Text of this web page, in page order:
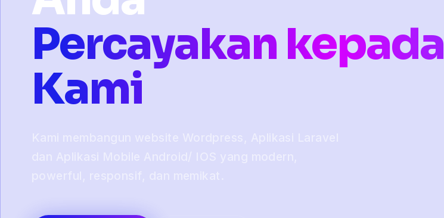
Percayakan kepada
Kami